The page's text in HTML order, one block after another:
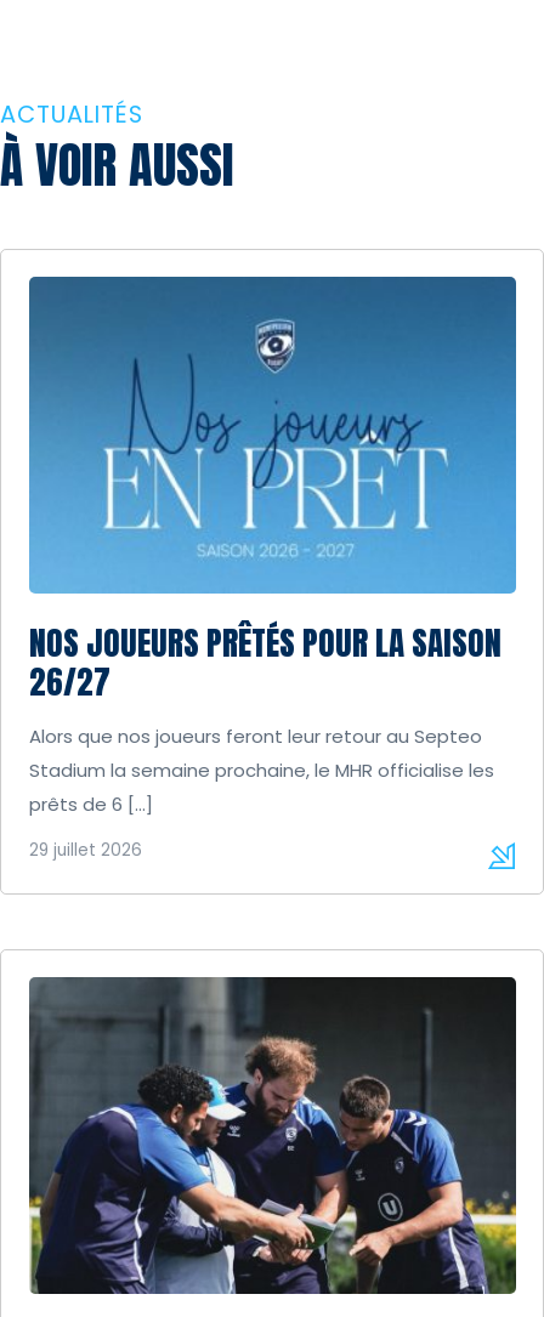
ACTUALITÉS
À VOIR AUSSI
NOS JOUEURS PRÊTÉS POUR LA SAISON
26/27
Alors que nos joueurs feront leur retour au Septeo
Stadium la semaine prochaine, le MHR officialise les
prêts de 6 […]
29 juillet 2026